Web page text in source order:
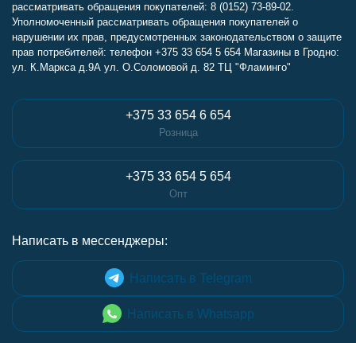
рассматривать обращения покупателей: 8 (0152) 73-89-02.
Уполномоченный рассматривать обращения покупателей о
нарушении их прав, предусмотренных законодательством о защите
прав потребителей: телефон +375 33 654 5 654 Магазины в Гродно:
ул. К.Маркса д.9А ул. О.Соломовой д. 82 ТЦ "Фламинго"
+375 33 654 6 654
Розница
+375 33 654 5 654
Опт
Написать в мессенджеры:
Написать в Telegram
Написать в Whatsapp